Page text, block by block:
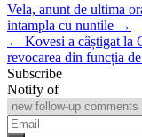
Vela, anunt de ultima
intampla cu nuntile →
← Kovesi a câștigat la
revocarea din funcția
Subscribe
Notify of